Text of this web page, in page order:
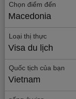
Chọn điểm đến
Macedonia
Loại thị thực
Visa du lịch
Quốc tịch của bạn
Vietnam